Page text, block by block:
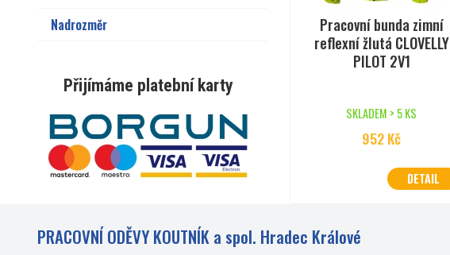
Pracovní bunda zimní
reflexní žlutá CLOVELLY
PILOT 2V1
SKLADEM > 5 KS
952Kč
DETAIL
Nadrozměr
Přijímáme platební karty
PRACOVNÍ ODĚVY KOUTNÍK a spol. Hradec Králové